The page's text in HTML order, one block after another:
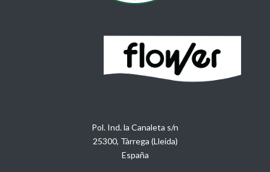
Pol. Ind. la Canaleta s/n
25300, Tàrrega (Lleida)
España